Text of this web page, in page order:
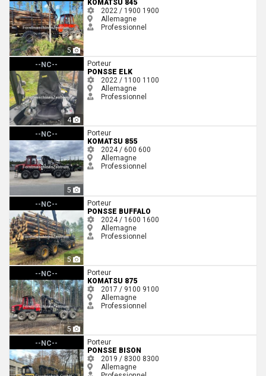
5
KOMATSU 845
2022 / 1900 1900
Allemagne
Professionnel
--NC--
4
Ponsse Elk
Porteur
PONSSE ELK
2022 / 1100 1100
Allemagne
Professionnel
--NC--
5
Komatsu 855
Porteur
KOMATSU 855
2024 / 600 600
Allemagne
Professionnel
--NC--
5
Ponsse Buffalo
Porteur
PONSSE BUFFALO
2024 / 1600 1600
Allemagne
Professionnel
--NC--
5
Komatsu 875
Porteur
KOMATSU 875
2017 / 9100 9100
Allemagne
Professionnel
--NC--
Ponsse Bison
Porteur
PONSSE BISON
2019 / 8300 8300
Allemagne